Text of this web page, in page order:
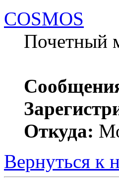
COSMOS
Почетный
Откуда:
Вернуться к